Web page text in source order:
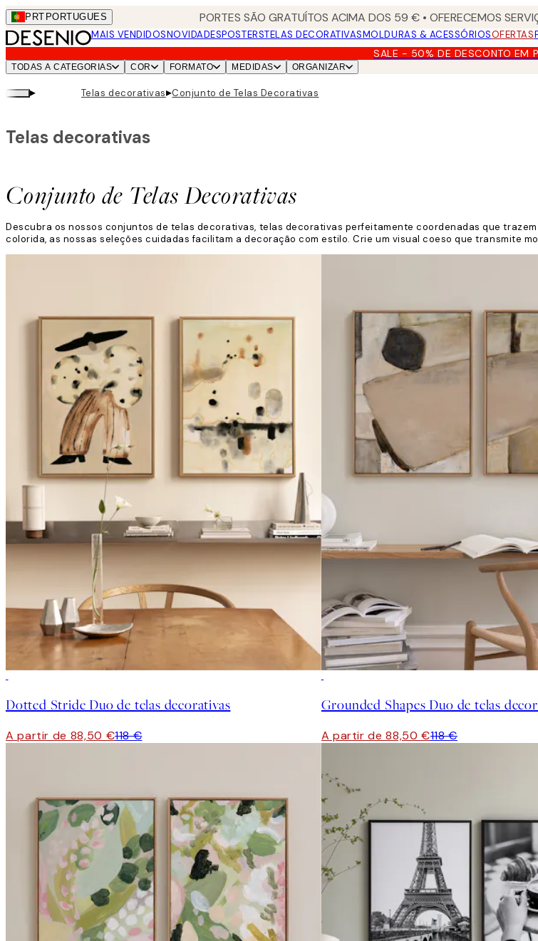
Skip
to
main
content.
PRT PORTUGUES PORTES SÃO GRATUÍTOS ACIMA DOS 59 € • OFERECEMOS
MAIS VENDIDOSNOVIDADESPOSTERSTELAS DECORATIVASMOLDURAS & ACESSÓRIOSOFERTAS
SALE - 50% DE DESCONTO EM
TODAS A CATEGORIAS COR FORMATO MEDIDAS ORGANIZAR
▸ Telas decorativas▸Conjunto de Telas Decorativas
Conjunto de Telas Decorativas
Telas decorativas
Descubra os nossos conjuntos de telas decorativas, telas decorativas perfeitamente coordenadas que
colorida, as nossas seleções cuidadas facilitam a decoração com estilo. Crie um visual coeso que transmite
Dotted Stride Duo de telas decorativas
A partir de 88,50 €118 €
Grounded Shapes Duo de telas
A partir de 88,50 €118 €